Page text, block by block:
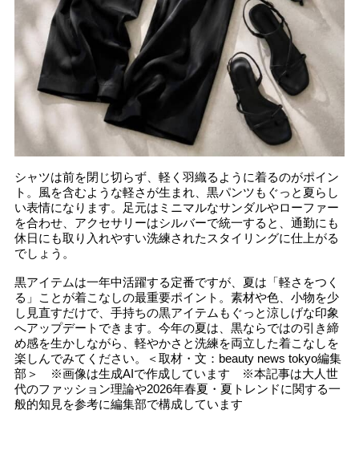
シャツは前を閉じ切らず、軽く羽織るように着るのがポイン
ト。風を含むような軽さが生まれ、黒パンツもぐっと夏らし
い表情になります。足元はミニマルなサンダルやローファー
を合わせ、アクセサリーはシルバーで統一すると、通勤にも
休日にも取り入れやすい洗練されたスタイリングに仕上がる
でしょう。
黒アイテムは一年中活躍する定番ですが、夏は「軽さをつく
る」ことが着こなしの最重要ポイント。素材や色、小物を少
し見直すだけで、手持ちの黒アイテムもぐっと涼しげな印象
へアップデートできます。今年の夏は、黒ならではの引き締
め感を生かしながら、軽やかさと洗練を両立した着こなしを
楽しんでみてください。＜取材・文：beauty news tokyo編集
部＞ ※画像は生成AIで作成しています ※本記事は大人世
代のファッション理論や2026年春夏・夏トレンドに関する一
般的知見を参考に編集部で構成しています